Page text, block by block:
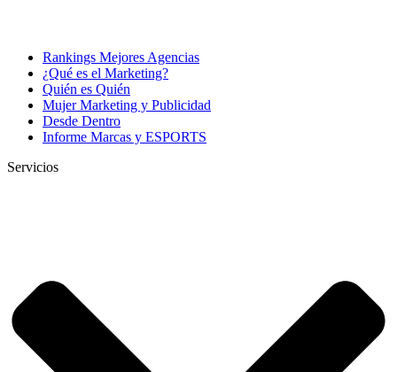
Rankings Mejores Agencias
¿Qué es el Marketing?
Quién es Quién
Mujer Marketing y Publicidad
Desde Dentro
Informe Marcas y ESPORTS
Servicios